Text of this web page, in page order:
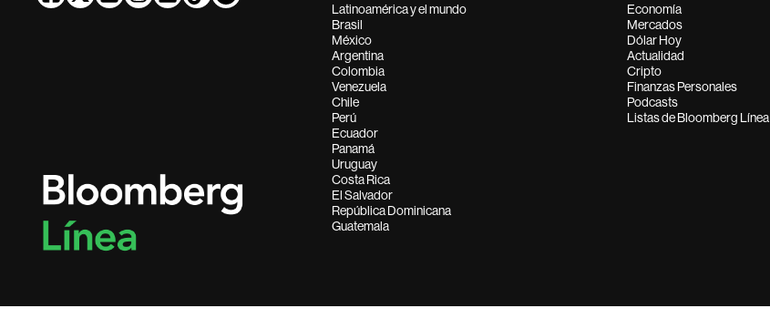
Latinoamérica y el mundo
Brasil
México
Argentina
Colombia
Venezuela
Chile
Perú
Ecuador
Panamá
Uruguay
Costa Rica
El Salvador
República Dominicana
Guatemala
Economía
Mercados
Dólar Hoy
Actualidad
Cripto
Finanzas Personales
Podcasts
Listas de Bloomberg Línea